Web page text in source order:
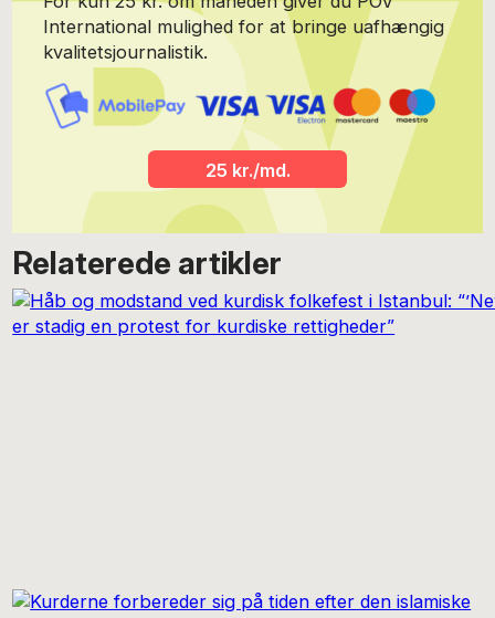
International mulighed for at bringe uafhængig
kvalitetsjournalistik.
25 kr./md.
Relaterede artikler